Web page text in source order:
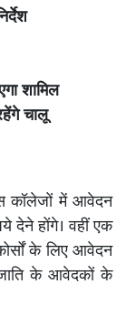
शामिल
चालू
कॉलेजों में आवेदन
देने होंगे। वहीं एक
के लिए आवेदन
के आवेदकों के